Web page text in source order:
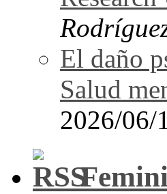
El daño
Salud
2026/06/